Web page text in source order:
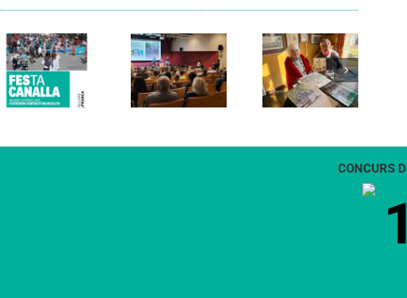
Cal Figarot
lidera el
primer
d’energia
comunitària
Els Verds
presenten el
llibre
“Petita
història
dels
CONCURS